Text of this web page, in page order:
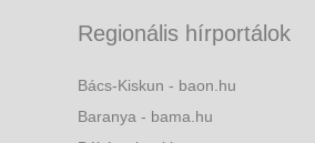
Regionális hírportálok
Bács-Kiskun - baon.hu
Baranya - bama.hu